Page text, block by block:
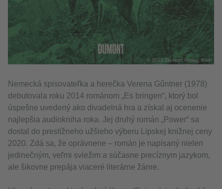
© 2020 Dumont Verlag, Köln
Nemecká spisovateľka a herečka Verena Gűntner (1978)
debutovala roku 2014 románom „Es bringen“, ktorý bol
úspešne uvedený ako divadelná hra a získal aj ocenenie
najlepšia audiokniha roka. Jej druhý román „Power“ sa
dostal do prestížneho užšieho výberu Lipskej knižnej ceny
2020. Zdá sa, že oprávnene – román je napísaný nielen
jedinečným, veľmi sviežim a súčasne precíznym jazykom,
ale šikovne prepája viaceré literárne žánre.